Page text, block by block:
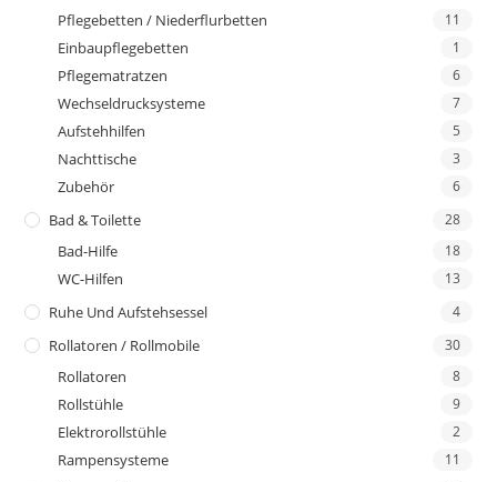
Pflegebetten / Niederflurbetten 11
Einbaupflegebetten 1
Pflegematratzen 6
Wechseldrucksysteme 7
Aufstehhilfen 5
Nachttische 3
Zubehör 6
Bad & Toilette 28
Bad-Hilfe 18
WC-Hilfen 13
Ruhe Und Aufstehsessel 4
Rollatoren / Rollmobile 30
Rollatoren 8
Rollstühle 9
Elektrorollstühle 2
Rampensysteme 11